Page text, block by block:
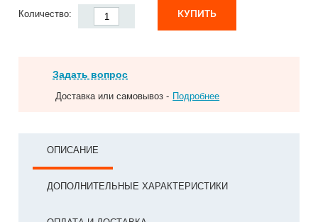
Количество: КУПИТЬ
Задать вопрос
Доставка или самовывоз - Подробнее
ОПИСАНИЕ
ДОПОЛНИТЕЛЬНЫЕ ХАРАКТЕРИСТИКИ